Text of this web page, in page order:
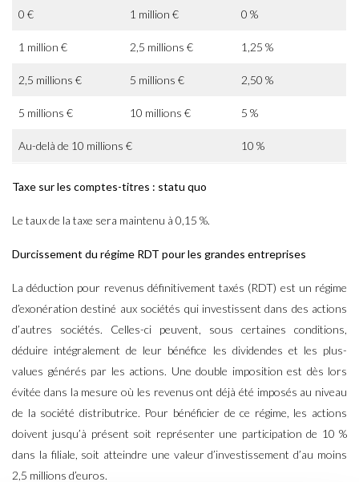
0 € 1 million € 0 %
1 million € 2,5 millions € 1,25 %
2,5 millions € 5 millions € 2,50 %
5 millions € 10 millions € 5 %
Au-delà de 10 millions € 10 %
Taxe sur les comptes-titres : statu quo
Le taux de la taxe sera maintenu à 0,15 %.
Durcissement du régime RDT pour les grandes entreprises
La déduction pour revenus définitivement taxés (RDT) est un régime
d’exonération destiné aux sociétés qui investissent dans des actions
d’autres sociétés. Celles-ci peuvent, sous certaines conditions,
déduire intégralement de leur bénéfice les dividendes et les plus-
values générés par les actions. Une double imposition est dès lors
évitée dans la mesure où les revenus ont déjà été imposés au niveau
de la société distributrice. Pour bénéficier de ce régime, les actions
doivent jusqu’à présent soit représenter une participation de 10 %
dans la filiale, soit atteindre une valeur d’investissement d’au moins
2,5 millions d’euros.